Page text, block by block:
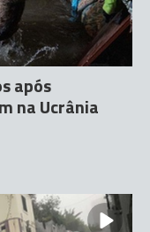
após
na Ucrânia